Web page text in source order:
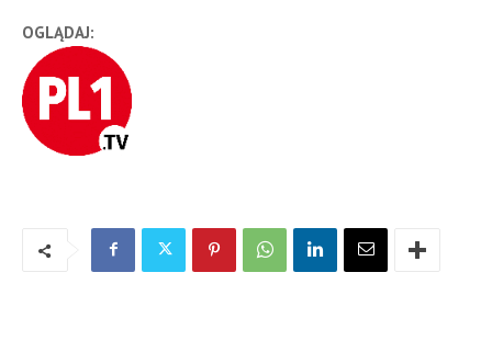
OGLĄDAJ: